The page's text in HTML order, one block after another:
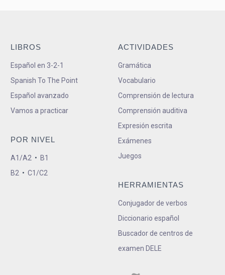
LIBROS
Español en 3-2-1
Spanish To The Point
Español avanzado
Vamos a practicar
POR NIVEL
A1/A2 • B1
B2 • C1/C2
ACTIVIDADES
Gramática
Vocabulario
Comprensión de lectura
Comprensión auditiva
Expresión escrita
Exámenes
Juegos
HERRAMIENTAS
Conjugador de verbos
Diccionario español
Buscador de centros de
examen DELE